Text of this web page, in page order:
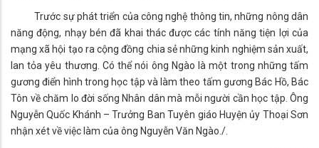
Trước sự phát triển của công nghệ thông tin, những nông dân
năng động, nhạy bén đã khai thác được các tính năng tiện lợi của
mạng xã hội tạo ra cộng đồng chia sẻ những kinh nghiệm sản xuất,
lan tỏa yêu thương. Có thể nói ông Ngào là một trong những tấm
gương điển hình trong học tập và làm theo tấm gương Bác Hồ, Bác
Tôn về chăm lo đời sống Nhân dân mà mỗi người cần học tập. Ông
Nguyễn Quốc Khánh – Trưởng Ban Tuyên giáo Huyện ủy Thoại Sơn
nhận xét về việc làm của ông Nguyễn Văn Ngào./.